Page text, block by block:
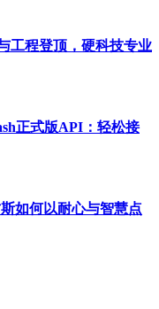
各方对方案达成共识。
放、依赖关系模糊、缓
将需求拆解为可执行任
点、开发完成点等，帮
重要，通用项目协作平
项目管理系统则更适合
完成标准。开发、产品
真。因此，开发阶段
、自测通过、接口文档
否可上线，而非替需求
能正确性、流程完整性
题转移。
工程登顶，硬科技专业
正式版API：轻松接
如何以耐心与智慧点